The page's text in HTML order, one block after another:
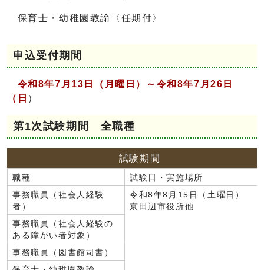
保育士・幼稚園教諭〈任期付〉
申込受付期間
令和8年7月13日（月曜日）～令和8年7月26日
（日 ）
第1次試験期間 全職種
試験期間
職種
試験日・実施場所
事務職員（社会人経験
者）
令和8年8月15日（土曜日）
京田辺市役所他
事務職員（社会人経験の
ある障がい者対象）
事務職員（図書館司書）